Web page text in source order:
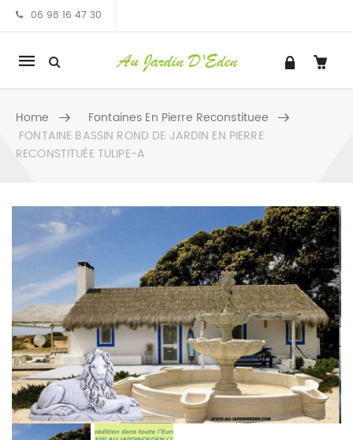
06 98 16 47 30
Mobile
navigation
Home
Fontaines En Pierre Reconstituee
FONTAINE BASSIN ROND DE JARDIN EN PIERRE
RECONSTITUÉE TULIPE-A
Skip to content